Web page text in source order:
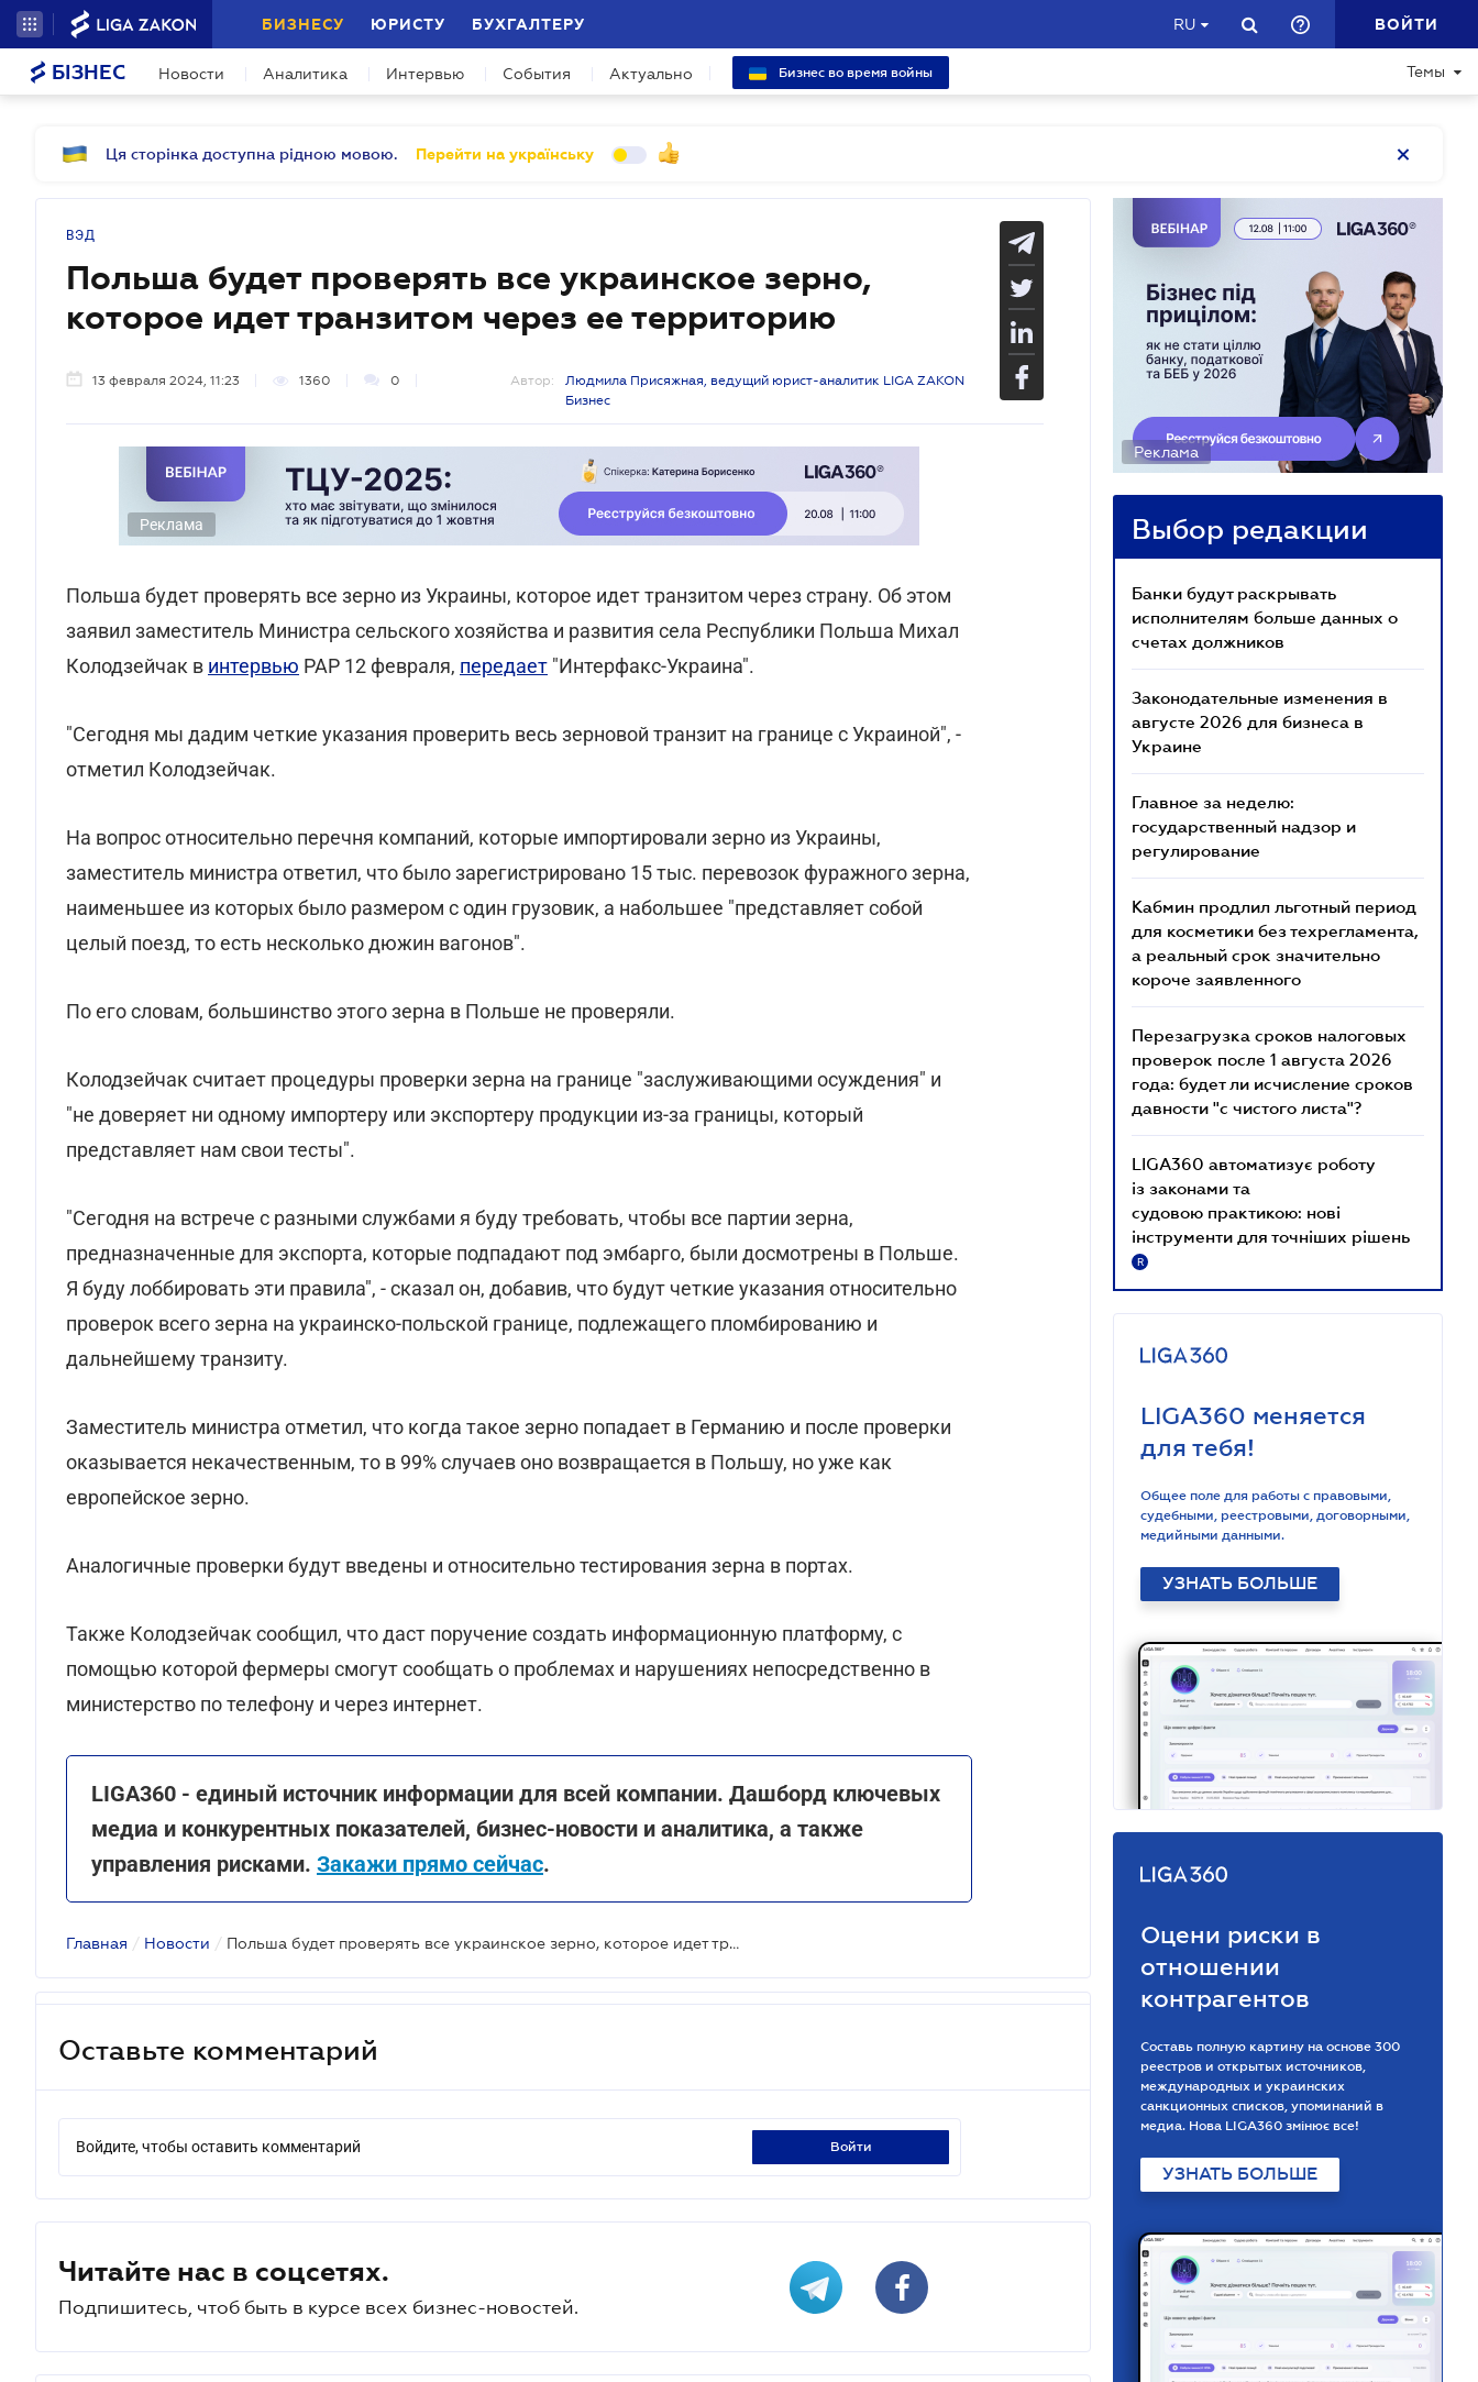
БИЗНЕСУ ЮРИСТУ БУХГАЛТЕРУ RU ВОЙТИ
БІЗНЕС Новости Аналитика Интервью События Актуально Бизнес во время войны Темы
Ця сторінка доступна рідною мовою. Перейти на українську
ВЭД
Польша будет проверять все украинское зерно,
которое идет транзитом через ее территорию
13 февраля 2024, 11:23 1360 0 Автор:
Людмила Присяжная, ведущий юрист-аналитик LIGA ZAKON
Бизнес
Реклама
Польша будет проверять все зерно из Украины, которое идет транзитом через страну. Об этом
заявил заместитель Министра сельского хозяйства и развития села Республики Польша Михал
Колодзейчак в интервью РАР 12 февраля, передает "Интерфакс-Украина".
"Сегодня мы дадим четкие указания проверить весь зерновой транзит на границе с Украиной", -
отметил Колодзейчак.
На вопрос относительно перечня компаний, которые импортировали зерно из Украины,
заместитель министра ответил, что было зарегистрировано 15 тыс. перевозок фуражного зерна,
наименьшее из которых было размером с один грузовик, а набольшее "представляет собой
целый поезд, то есть несколько дюжин вагонов".
По его словам, большинство этого зерна в Польше не проверяли.
Колодзейчак считает процедуры проверки зерна на границе "заслуживающими осуждения" и
"не доверяет ни одному импортеру или экспортеру продукции из-за границы, который
представляет нам свои тесты".
"Сегодня на встрече с разными службами я буду требовать, чтобы все партии зерна,
предназначенные для экспорта, которые подпадают под эмбарго, были досмотрены в Польше.
Я буду лоббировать эти правила", - сказал он, добавив, что будут четкие указания относительно
проверок всего зерна на украинско-польской границе, подлежащего пломбированию и
дальнейшему транзиту.
Заместитель министра отметил, что когда такое зерно попадает в Германию и после проверки
оказывается некачественным, то в 99% случаев оно возвращается в Польшу, но уже как
европейское зерно.
Аналогичные проверки будут введены и относительно тестирования зерна в портах.
Также Колодзейчак сообщил, что даст поручение создать информационную платформу, с
помощью которой фермеры смогут сообщать о проблемах и нарушениях непосредственно в
министерство по телефону и через интернет.
LIGA360 - единый источник информации для всей компании. Дашборд ключевых
медиа и конкурентных показателей, бизнес-новости и аналитика, а также
управления рисками. Закажи прямо сейчас.
Главная / Новости / Польша будет проверять все украинское зерно, которое идет транзитом через ее территорию
Оставьте комментарий
Войдите, чтобы оставить комментарий войти
Читайте нас в соцсетях.
Подпишитесь, чтоб быть в курсе всех бизнес-новостей.
Реклама
Выбор редакции
Банки будут раскрывать
исполнителям больше данных о
счетах должников
Законодательные изменения в
августе 2026 для бизнеса в
Украине
Главное за неделю:
государственный надзор и
регулирование
Кабмин продлил льготный период
для косметики без техрегламента,
а реальный срок значительно
короче заявленного
Перезагрузка сроков налоговых
проверок после 1 августа 2026
года: будет ли исчисление сроков
давности "с чистого листа"?
LIGA360 автоматизує роботу
із законами та
судовою практикою: нові
інструменти для точніших рішень
R
LIGA360 меняется
для тебя!
Общее поле для работы с правовыми,
судебными, реестровыми, договорными,
медийными данными.
УЗНАТЬ БОЛЬШЕ
Оцени риски в
отношении
контрагентов
Составь полную картину на основе 300
реестров и открытых источников,
международных и украинских
санкционных списков, упоминаний в
медиа. Нова LIGA360 змінює все!
УЗНАТЬ БОЛЬШЕ